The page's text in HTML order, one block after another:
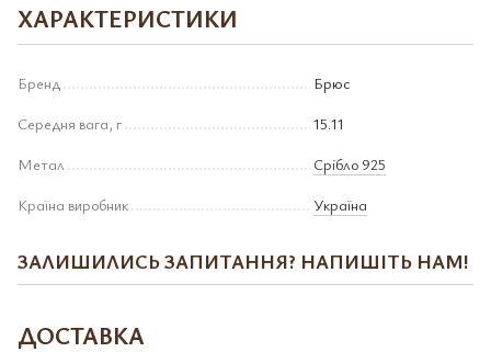
ХАРАКТЕРИСТИКИ
Бренд
Брюс
Середня вага, г
15.11
Метал
Срібло 925
Країна виробник
Україна
ЗАЛИШИЛИСЬ ЗАПИТАННЯ? НАПИШІТЬ НАМ!
ДОСТАВКА